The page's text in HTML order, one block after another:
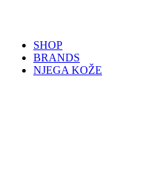
SHOP
BRANDS
NJEGA KOŽE